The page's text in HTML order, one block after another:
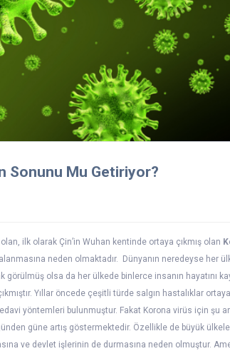
Sonunu Mu Getiriyor?
ilk olarak Çin’in Wuhan kentinde ortaya çıkmış olan
neden olmaktadır. Dünyanın neredeyse her
görülmüş olsa da her ülkede binlerce insanın hayatını
Yıllar öncede çeşitli türde salgın hastalıklar ortaya
yöntemleri bulunmuştur. Fakat Korona virüs için şu
güne artış göstermektedir. Özellikle de büyük
ve devlet işlerinin de durmasına neden olmuştur.